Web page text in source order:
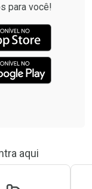
para você!
aqui